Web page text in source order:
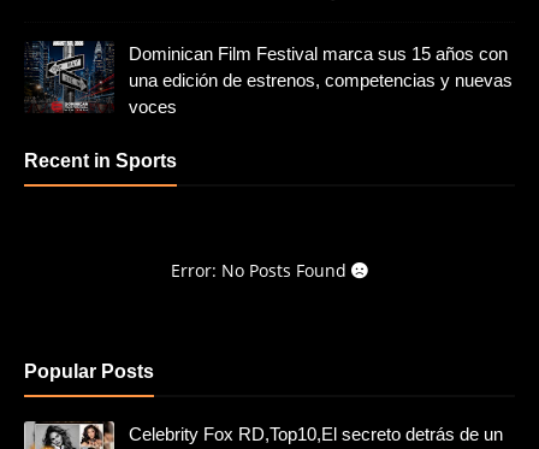
Dominican Film Festival marca sus 15 años con
una edición de estrenos, competencias y nuevas
voces
Recent in Sports
Error: No Posts Found
Popular Posts
Celebrity Fox RD,Top10,El secreto detrás de un